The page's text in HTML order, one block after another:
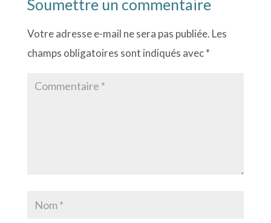
Soumettre un commentaire
Votre adresse e-mail ne sera pas publiée. Les
champs obligatoires sont indiqués avec*